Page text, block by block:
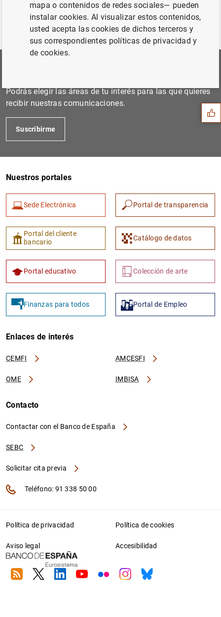
Sugerencias
1 2
Podrás elegir las áreas de tu interés para las que quieres
recibir nuestras comunicaciones.
Suscribirme
Nuestros portales
Sede Electrónica Portal de transparencia
Portal del cliente
bancario
Catálogo de datos
Portal educativo Colección de arte
Finanzas para todos Portal de Empleo
Enlaces de interés
CEMFI AMCESFI
OME IMBISA
Contacto
Contactar con el Banco de España
SEBC
Solicitar cita previa
Teléfono: 91 338 50 00
Política de privacidad Política de cookies
Aviso legal Accesibilidad
RSS TwitterLinkedin
YoutubeFlickrInstagram
Bluesky
mapa o contenidos de redes sociales— pueden
instalar cookies. Al visualizar estos contenidos,
usted acepta las cookies de dichos terceros y
sus correspondientes políticas de privacidad y
de cookies.